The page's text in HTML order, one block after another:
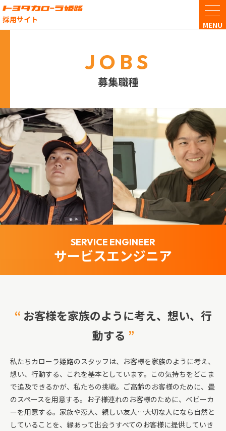
採用サイト
企業
営業
サー
中途
契約
JOBS
募集職種
SERVICE ENGINEER
サービスエンジニア
“ お客様を家族のように考え、想い、行
動する ”
私たちカローラ姫路のスタッフは、お客様を家族のように考え、
想い、行動する、これを基本としています。この気持ちをどこま
で追及できるかが、私たちの挑戦。ご高齢のお客様のために、畳
のスペースを用意する。お子様連れのお客様のために、ベビーカ
ーを用意する。家族や恋人、親しい友人…大切な人になら自然と
していることを、縁あって出会うすべてのお客様に提供していき